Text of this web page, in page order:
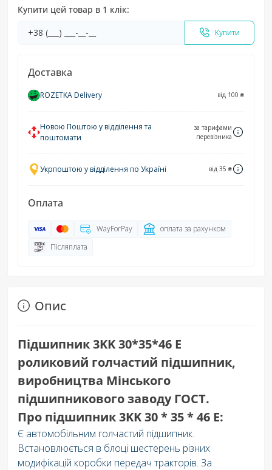
Купити цей товар в 1 клік:
Купити
Доставка
ROZETKA Delivery від 100 ₴
Новою Поштою у відділення та
поштомати
за тарифами
перевізника
Укрпоштою у відділення по Україні від 35 ₴
Оплата
WayForPay
оплата за рахунком
Післяплата
Опис
Підшипник 3KK 30*35*46 Е
роликовий голчастий підшипник,
виробництва Мінського
підшипникового заводу ГОСТ.
Про підшипник 3KK 30 * 35 * 46 Е:
Є автомобільним голчастий підшипник.
Встановлюється в блоці шестерень різних
модифікацій коробки передач тракторів. За